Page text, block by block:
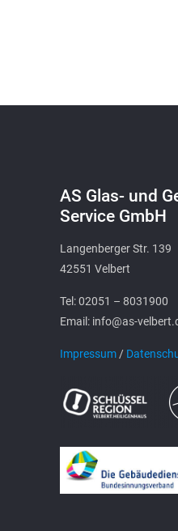
AS Glas- und
Service GmbH
Langenberger Str. 139
42551 Velbert
Tel: 02051 – 8031900
Email: info@as-
Impressum /